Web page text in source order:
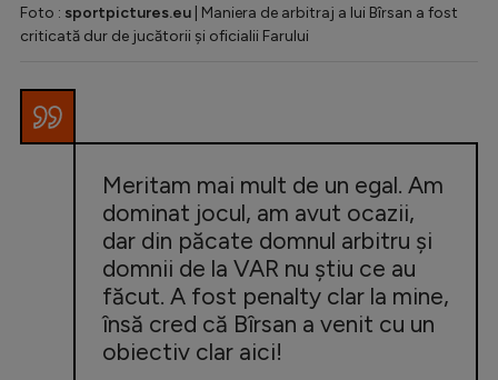
Foto : sportpictures.eu | Maniera de arbitraj a lui Bîrsan a fost
criticată dur de jucătorii și oficialii Farului
Meritam mai mult de un egal. Am
dominat jocul, am avut ocazii,
dar din păcate domnul arbitru şi
domnii de la VAR nu ştiu ce au
făcut. A fost penalty clar la mine,
însă cred că Bîrsan a venit cu un
obiectiv clar aici!